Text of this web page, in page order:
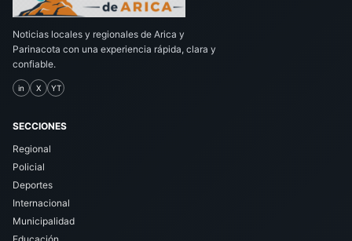
Noticias locales y regionales de Arica y
Parinacota con una experiencia rápida, clara y
confiable.
in X YT
SECCIONES
Regional
Policial
Deportes
Internacional
Municipalidad